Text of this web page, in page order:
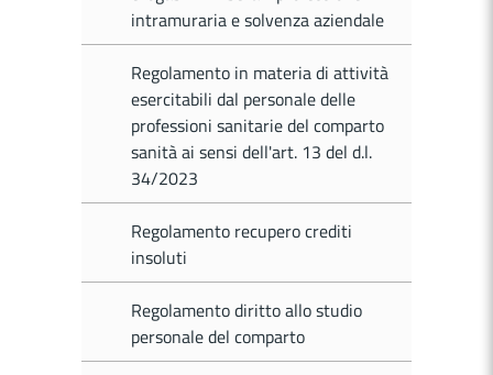
intramuraria e solvenza aziendale
Regolamento in materia di attività
esercitabili dal personale delle
professioni sanitarie del comparto
sanità ai sensi dell'art. 13 del d.l.
34/2023
Regolamento recupero crediti
insoluti
Regolamento diritto allo studio
personale del comparto